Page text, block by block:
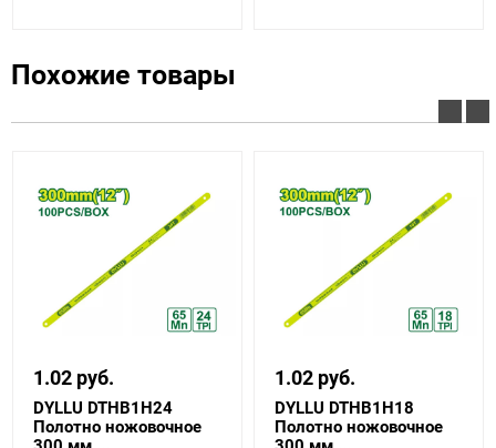
Похожие товары
1.02 руб.
DYLLU DTHB1H24
Полотно ножовочное
1.02 руб.
DYLLU DTHB1H18
Полотно ножовочное